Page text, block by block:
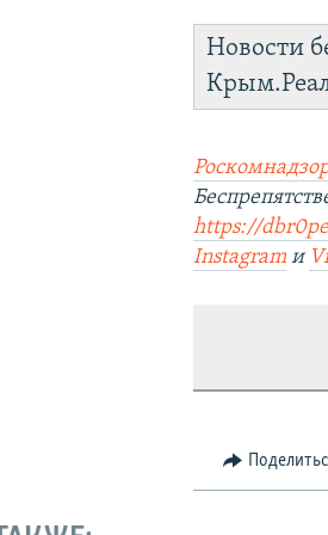
Новости
https://
Instagram и